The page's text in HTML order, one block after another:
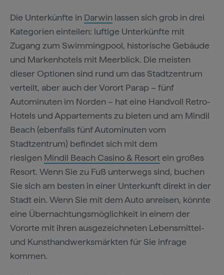
Die Unterkünfte in Darwin lassen sich grob in drei
Kategorien einteilen: luftige Unterkünfte mit
Zugang zum Swimmingpool, historische Gebäude
und Markenhotels mit Meerblick. Die meisten
dieser Optionen sind rund um das Stadtzentrum
verteilt, aber auch der Vorort Parap – fünf
Autominuten im Norden – hat eine Handvoll Retro-
Hotels und Appartements zu bieten und am Mindil
Beach (ebenfalls fünf Autominuten vom
Stadtzentrum) befindet sich mit dem
riesigen Mindil Beach Casino & Resortein großes
Resort. Wenn Sie zu Fuß unterwegs sind, buchen
Sie sich am besten in einer Unterkunft direkt in der
Stadt ein. Wenn Sie mit dem Auto anreisen, könnte
eine Übernachtungsmöglichkeit in einem der
Vororte mit ihren ausgezeichneten Lebensmittel-
und Kunsthandwerksmärkten für Sie infrage
kommen.